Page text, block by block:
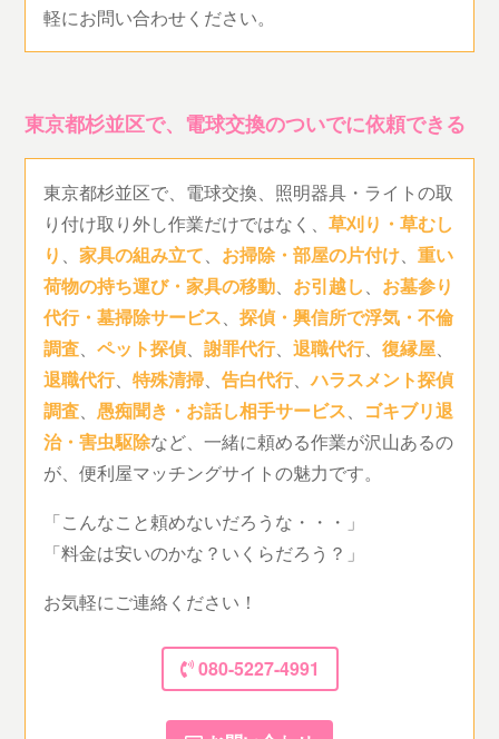
軽にお問い合わせください。
東京都杉並区で、電球交換のついでに依頼できる
東京都杉並区で、電球交換、照明器具・ライトの取
り付け取り外し作業だけではなく、草刈り・草むし
り 、家具の組み立て、 お掃除・部屋の片付け、重い
荷物の持ち運び・家具の移動、 お引越し、 お墓参り
代行・墓掃除サービス、探偵・興信所で浮気・不倫
調査、ペット探偵、謝罪代行、退職代行、復縁屋、
退職代行、特殊清掃、告白代行、ハラスメント探偵
調査、愚痴聞き・お話し相手サービス、 ゴキブリ退
治・害虫駆除など、一緒に頼める作業が沢山あるの
が、便利屋マッチングサイトの魅力です。
「こんなこと頼めないだろうな・・・」
「料金は安いのかな？いくらだろう？」
お気軽にご連絡ください！
080-5227-4991